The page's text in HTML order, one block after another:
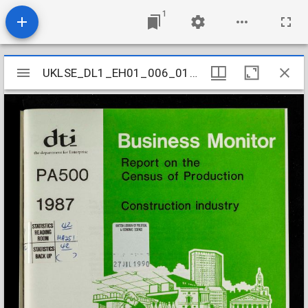
1
Mirador
viewer
UKLSE_DL1_EH01_006_017_0114
UKLSE_DL1_EH01_006_017_0114